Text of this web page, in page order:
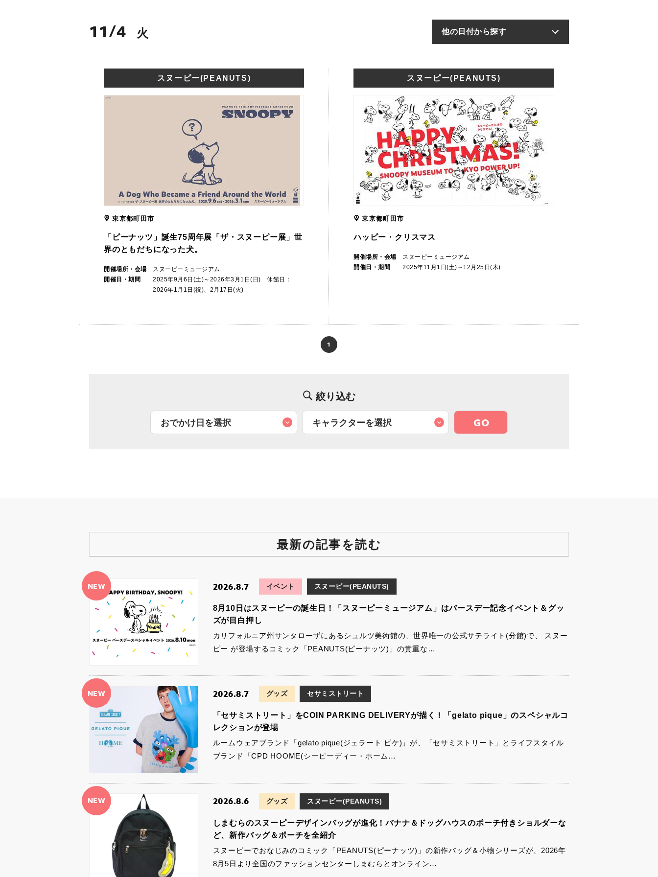
11 /4 火 他の日付から探す
スヌーピー(PEANUTS)
東京都町田市
「ピーナッツ」誕生75周年展「ザ・スヌーピー展」世
界のともだちになった犬。
開催場所・会場
スヌーピーミュージアム
開催日・期間
2025年9月6日(土)～2026年3月1日(日) 休館日：
2026年1月1日(祝)、2月17日(火)
スヌーピー(PEANUTS)
東京都町田市
ハッピー・クリスマス
開催場所・会場
スヌーピーミュージアム
開催日・期間
2025年11月1日(土)～12月25日(木)
1
絞り込む
GO
最新の記事を読む
NEW 2026.8.7 イベント スヌーピー(PEANUTS)
8月10日はスヌーピーの誕生日！「スヌーピーミュージアム」はバースデー記念イベント＆グッ
ズが目白押し
カリフォルニア州サンタローザにあるシュルツ美術館の、世界唯一の公式サテライト(分館)で、 スヌー
ピー が登場するコミック「PEANUTS(ピーナッツ)」の貴重な…
NEW 2026.8.7 グッズ セサミストリート
「セサミストリート」をCOIN PARKING DELIVERYが描く！「gelato pique」のスペシャルコ
レクションが登場
ルームウェアブランド「gelato pique(ジェラート ピケ)」が、「セサミストリート」とライフスタイル
ブランド「CPD HOOME(シーピーディー・ホーム…
NEW 2026.8.6 グッズ スヌーピー(PEANUTS)
しまむらのスヌーピーデザインバッグが進化！バナナ＆ドッグハウスのポーチ付きショルダーな
ど、新作バッグ＆ポーチを全紹介
スヌーピーでおなじみのコミック「PEANUTS(ピーナッツ)」の新作バッグ＆小物シリーズが、2026年
8月5日より全国のファッションセンターしまむらとオンライン…